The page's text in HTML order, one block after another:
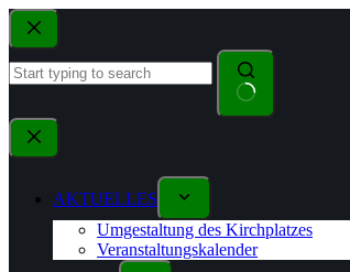
AKTUELLES
Umgestaltung des Kirchplatzes
Veranstaltungskalender